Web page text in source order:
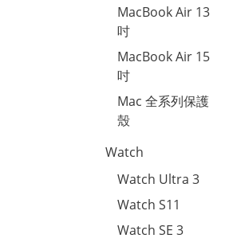
MacBook Air 13
吋
MacBook Air 15
吋
Mac 全系列保護
殼
Watch
Watch Ultra 3
Watch S11
Watch SE 3